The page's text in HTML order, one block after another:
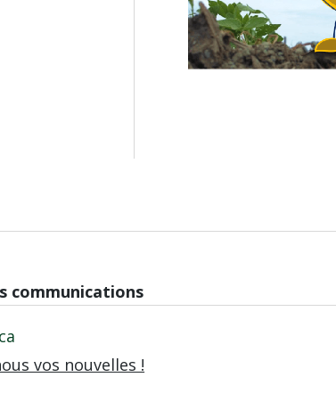
communications
vos nouvelles !